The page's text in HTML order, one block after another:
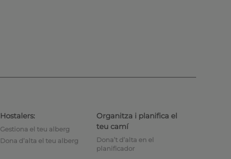
Hostalers:
Gestiona el teu alberg
Dona d’alta el teu alberg
Organitza i planifica el
teu camí
Dona’t d’alta en el
planificador